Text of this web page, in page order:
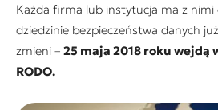
Każda firma lub instytucja ma z nimi
dziedzinie bezpieczeństwa danych
zmieni – 25 maja 2018 roku wejdą
RODO.